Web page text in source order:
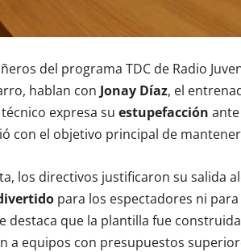
del programa TDC de Radio
hablan con Jonay Díaz, el
expresa su estupefacción
con el objetivo principal de
los directivos justificaron su salida
para los espectadores ni
destaca que la plantilla fue
a equipos con presupuestos